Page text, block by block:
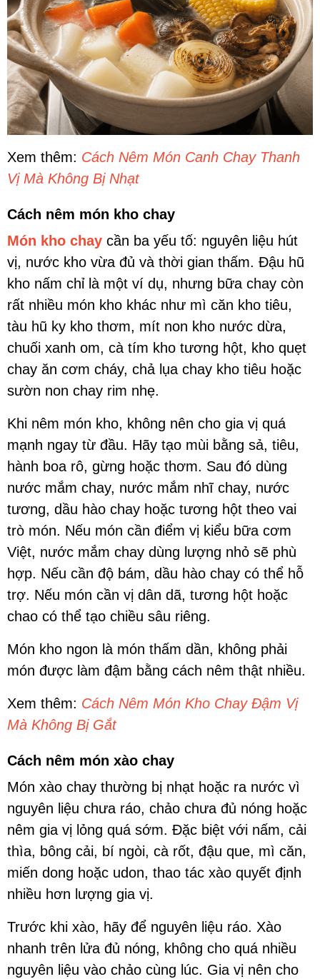
Xem thêm: Cách Nêm Món Canh Chay Thanh
Vị Mà Không Bị Nhạt
Cách nêm món kho chay
Món kho chay cần ba yếu tố: nguyên liệu hút
vị, nước kho vừa đủ và thời gian thấm. Đậu hũ
kho nấm chỉ là một ví dụ, nhưng bữa chay còn
rất nhiều món kho khác như mì căn kho tiêu,
tàu hũ ky kho thơm, mít non kho nước dừa,
chuối xanh om, cà tím kho tương hột, kho quẹt
chay ăn cơm cháy, chả lụa chay kho tiêu hoặc
sườn non chay rim nhẹ.
Khi nêm món kho, không nên cho gia vị quá
mạnh ngay từ đầu. Hãy tạo mùi bằng sả, tiêu,
hành boa rô, gừng hoặc thơm. Sau đó dùng
nước mắm chay, nước mắm nhĩ chay, nước
tương, dầu hào chay hoặc tương hột theo vai
trò món. Nếu món cần điểm vị kiểu bữa cơm
Việt, nước mắm chay dùng lượng nhỏ sẽ phù
hợp. Nếu cần độ bám, dầu hào chay có thể hỗ
trợ. Nếu món cần vị dân dã, tương hột hoặc
chao có thể tạo chiều sâu riêng.
Món kho ngon là món thấm dần, không phải
món được làm đậm bằng cách nêm thật nhiều.
Xem thêm: Cách Nêm Món Kho Chay Đậm Vị
Mà Không Bị Gắt
Cách nêm món xào chay
Món xào chay thường bị nhạt hoặc ra nước vì
nguyên liệu chưa ráo, chảo chưa đủ nóng hoặc
nêm gia vị lỏng quá sớm. Đặc biệt với nấm, cải
thìa, bông cải, bí ngòi, cà rốt, đậu que, mì căn,
miến dong hoặc udon, thao tác xào quyết định
nhiều hơn lượng gia vị.
Trước khi xào, hãy để nguyên liệu ráo. Xào
nhanh trên lửa đủ nóng, không cho quá nhiều
nguyên liệu vào chảo cùng lúc. Gia vị nên cho